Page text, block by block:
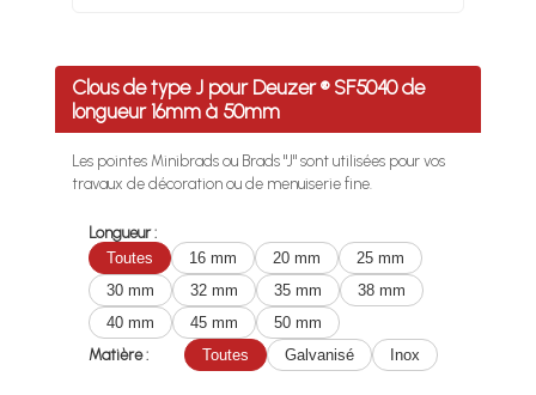
Clous de type J pour Deuzer ® SF5040 de
longueur 16mm à 50mm
Les pointes Minibrads ou Brads "J" sont utilisées pour vos
travaux de décoration ou de menuiserie fine.
Longueur :
Toutes
16 mm 20 mm
25 mm
30 mm
32 mm 35 mm
38 mm
40 mm
45 mm
50 mm
Matière :
Toutes Galvanisé Inox